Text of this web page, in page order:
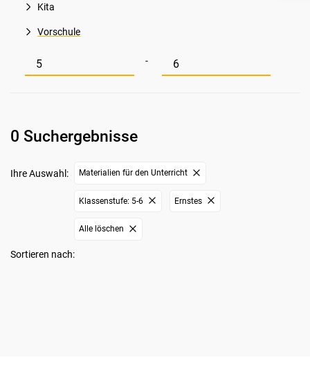
Kita
Vorschule
Mindestwert für Klassenstufe -
Maximalwert für Klassenstufe
0 Suchergebnisse
Ihre Auswahl: Materialien für den Unterricht
Klassenstufe: 5-6 Ernstes
Alle löschen
Sortieren nach: